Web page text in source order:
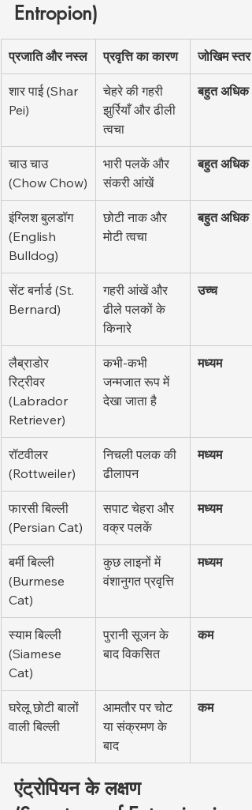
Entropion)
प्रजाति और नस्ल प्रवृत्ति का कारण जोखिम स्तर
शार पाई (Shar
Pei)
चेहरे की गहरी
झुर्रियाँ और ढीली
त्वचा
बहुत अधिक
चाउ चाउ
(Chow Chow)
भारी पलकें और
संकरी आंखें
बहुत अधिक
इंग्लिश बुलडॉग
(English
Bulldog)
छोटी नाक और
मोटी त्वचा
बहुत अधिक
सेंट बर्नार्ड (St.
Bernard)
गहरी आंखें और
ढीले पलकों के
किनारे
उच्च
लैब्राडोर
रिट्रीवर
(Labrador
Retriever)
कभी-कभी
जन्मजात रूप में
देखा जाता है
मध्यम
रॉटवीलर
(Rottweiler)
निचली पलक की
ढीलापन
मध्यम
फारसी बिल्ली
(Persian Cat)
सपाट चेहरा और
वक्र पलकें
मध्यम
बर्मी बिल्ली
(Burmese
Cat)
कुछ लाइनों में
वंशानुगत प्रवृत्ति
मध्यम
स्याम बिल्ली
(Siamese
Cat)
पुरानी सूजन के
बाद विकसित
कम
घरेलू छोटी बालों
वाली बिल्ली
आमतौर पर चोट
या संक्रमण के
बाद
कम
एंट्रोपियन के लक्षण